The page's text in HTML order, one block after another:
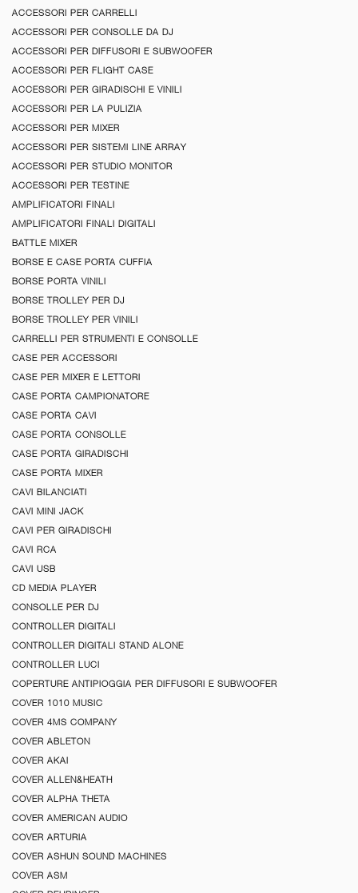
ACCESSORI PER CARRELLI
ACCESSORI PER CONSOLLE DA DJ
ACCESSORI PER DIFFUSORI E SUBWOOFER
ACCESSORI PER FLIGHT CASE
ACCESSORI PER GIRADISCHI E VINILI
ACCESSORI PER LA PULIZIA
ACCESSORI PER MIXER
ACCESSORI PER SISTEMI LINE ARRAY
ACCESSORI PER STUDIO MONITOR
ACCESSORI PER TESTINE
AMPLIFICATORI FINALI
AMPLIFICATORI FINALI DIGITALI
BATTLE MIXER
BORSE E CASE PORTA CUFFIA
BORSE PORTA VINILI
BORSE TROLLEY PER DJ
BORSE TROLLEY PER VINILI
CARRELLI PER STRUMENTI E CONSOLLE
CASE PER ACCESSORI
CASE PER MIXER E LETTORI
CASE PORTA CAMPIONATORE
CASE PORTA CAVI
CASE PORTA CONSOLLE
CASE PORTA GIRADISCHI
CASE PORTA MIXER
CAVI BILANCIATI
CAVI MINI JACK
CAVI PER GIRADISCHI
CAVI RCA
CAVI USB
CD MEDIA PLAYER
CONSOLLE PER DJ
CONTROLLER DIGITALI
CONTROLLER DIGITALI STAND ALONE
CONTROLLER LUCI
COPERTURE ANTIPIOGGIA PER DIFFUSORI E SUBWOOFER
COVER 1010 MUSIC
COVER 4MS COMPANY
COVER ABLETON
COVER AKAI
COVER ALLEN&HEATH
COVER ALPHA THETA
COVER AMERICAN AUDIO
COVER ARTURIA
COVER ASHUN SOUND MACHINES
COVER ASM